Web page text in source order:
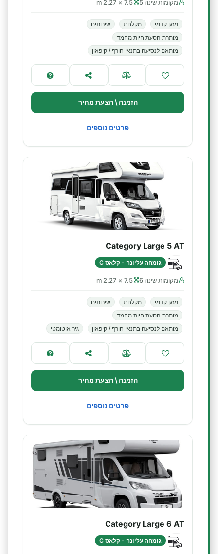
מקומות שינה 5 7.5 × 2.27 m
מזגן קדמי מקלחת
שירותים
מותרת הסעת חיות מחמד
מותאם לנסיעה בתנאי חורף / קיפאון
הזמנה \ הצעת מחיר
פרטים נוספים
Category Large 5 AT
גומחה עליונה - קלאס C
מקומות שינה 6 7.5 × 2.27 m
מזגן קדמי מקלחת
שירותים
מותרת הסעת חיות מחמד
מותאם לנסיעה בתנאי חורף / קיפאון
גיר אוטומטי
הזמנה \ הצעת מחיר
פרטים נוספים
Category Large 6 AT
גומחה עליונה - קלאס C